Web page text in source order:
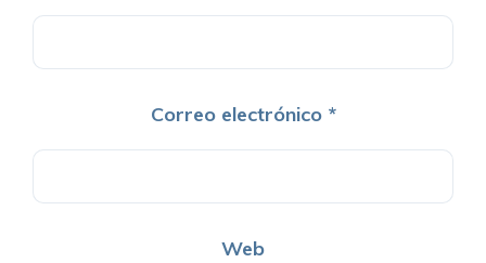
Correo electrónico *
Web